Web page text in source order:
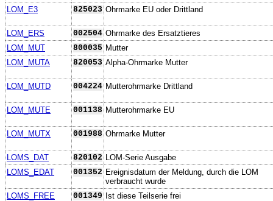
LOM_E3
825023 Ohrmarke EU oder Drittland
LOM_ERS 002504 Ohrmarke des Ersatztieres
LOM_MUT
800035 Mutter
LOM_MUTA
820053 Alpha-Ohrmarke Mutter
LOM_MUTD 004224 Mutterohrmarke Drittland
LOM_MUTE 001138 Mutterohrmarke EU
LOM_MUTX 001988 Ohrmarke Mutter
LOMS_DAT 820102
LOM-Serie Ausgabe
LOMS_EDAT
001352 Ereignisdatum der Meldung, durch die LOM
verbraucht wurde
LOMS_FREE
001349
Ist diese Teilserie frei